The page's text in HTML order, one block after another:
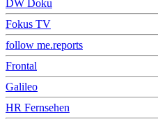
DW Doku
Fokus TV
follow me.reports
Frontal
Galileo
HR Fernsehen